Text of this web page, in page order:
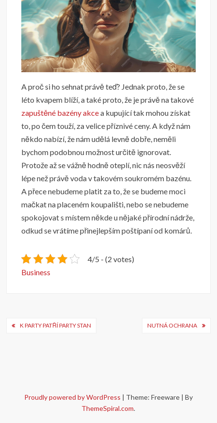
A proč si ho sehnat právě teď? Jednak proto, že se
léto kvapem blíží, a také proto, že je právě na takové
zapuštěné bazény akcea kupující tak mohou získat
to, po čem touží, za velice příznivé ceny. A když nám
někdo nabízí, že nám udělá levně dobře, neměli
bychom podobnou možnost určitě ignorovat.
Protože až se vážně hodně oteplí, nic nás neosvěží
lépe než právě voda v takovém soukromém bazénu.
A přece nebudeme platit za to, že se budeme moci
mačkat na placeném koupališti, nebo se nebudeme
spokojovat s místem někde u nějaké přírodní nádrže,
odkud se vrátíme přinejlepším poštípaní od komárů.
4/5 - (2 votes)
Business
Navigace
K PARTY PATŘÍ PARTY STAN NUTNÁ OCHRANA
Proudly powered by WordPress | Theme: Freeware | By
ThemeSpiral.com.